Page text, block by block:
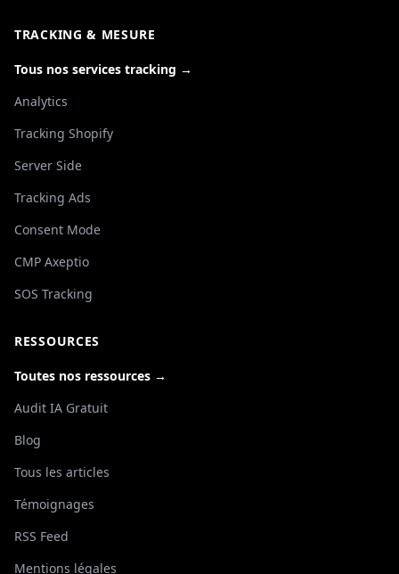
TRACKING & MESURE
Tous nos services tracking →
Analytics
Tracking Shopify
Server Side
Tracking Ads
Consent Mode
CMP Axeptio
SOS Tracking
RESSOURCES
Toutes nos ressources →
Audit IA Gratuit
Blog
Tous les articles
Témoignages
RSS Feed
Mentions légales